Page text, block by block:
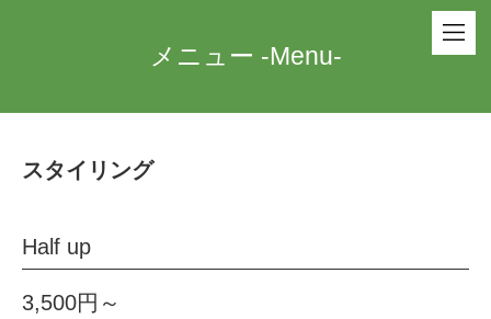
メニュー -Menu-
スタイリング
Half up
3,500円～